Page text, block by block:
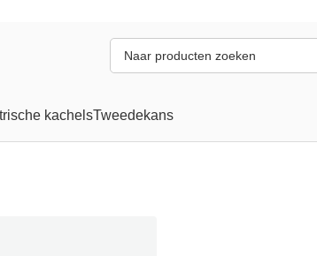
kachelsTweedekans